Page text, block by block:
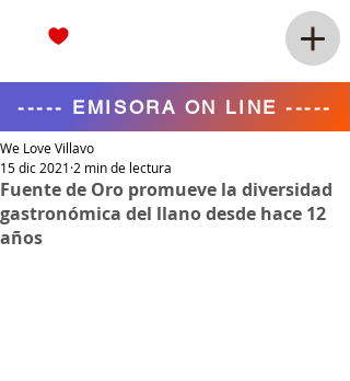
----- EMISORA ON LINE -----
Fuente de Oro promueve la diversidad
gastronómica del llano desde hace 12
años
We Love Villavo
15 dic 2021 2 min de lectura